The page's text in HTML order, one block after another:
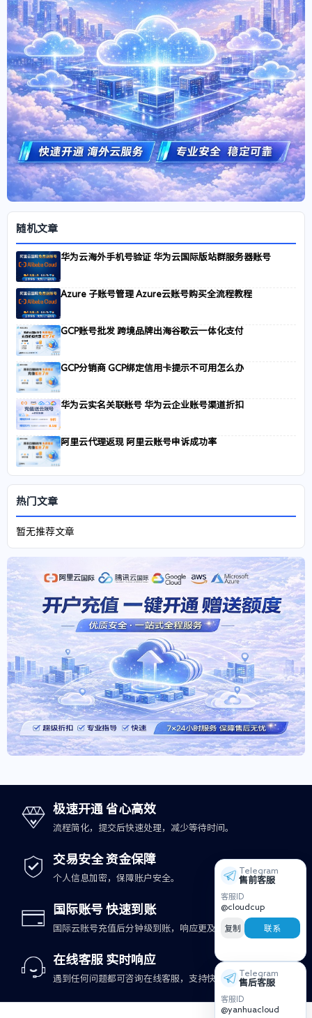
随机文章
华为云海外手机号验证 华为云国际版站群服务器账号
Azure 子账号管理 Azure云账号购买全流程教程
GCP账号批发 跨境品牌出海谷歌云一体化支付
GCP分销商 GCP绑定信用卡提示不可用怎么办
华为云实名关联账号 华为云企业账号渠道折扣
阿里云代理返现 阿里云账号申诉成功率
热门文章
暂无推荐文章
极速开通 省心高效
流程简化，提交后快速处理，减少等待时间。
交易安全 资金保障
个人信息加密，保障账户安全。
国际账号 快速到账
国际云账号充值后分钟级到账，响应更及时。
在线客服 实时响应
遇到任何问题都可咨询在线客服，支持快速处理。
Telegram
售前客服
客服ID
@cloudcup
复制 联系
Telegram
售后客服
客服ID
@yanhuacloud